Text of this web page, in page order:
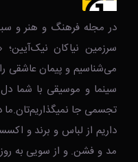
در مجله فرهنگ و هنر و
سرزمین نیاکان نیک‌‌‌آیین؛
می‌شناسیم و پیمان عاشقی را
سینما و موسیقی با شما دل
تجسمی جا نمیگذاریم‌تان.ما
داریم از لباس و برند و
مد و فشن. و از سویی به